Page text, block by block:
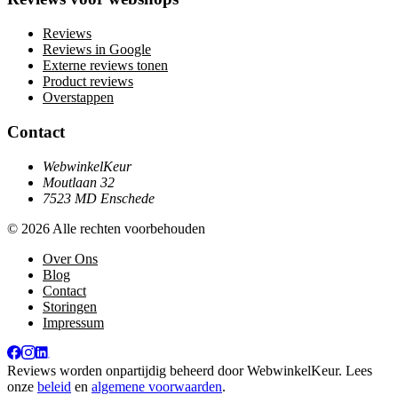
Reviews
Reviews in Google
Externe reviews tonen
Product reviews
Overstappen
Contact
WebwinkelKeur
Moutlaan 32
7523 MD Enschede
© 2026 Alle rechten voorbehouden
Over Ons
Blog
Contact
Storingen
Impressum
Reviews worden onpartijdig beheerd doorWebwinkelKeur. Lees
onze beleid en algemene voorwaarden.